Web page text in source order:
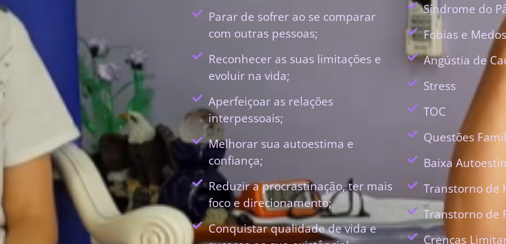
Parar de sofrer ao se comparar
com outras pessoas;
Reconhecer as suas limitações e
evoluir na vida;
Aperfeiçoar as relações
interpessoais;
Melhorar sua autoestima e
confiança;
Reduzir a procrastinação, ter mais
foco e direcionamento;
Conquistar qualidade de vida e
Síndrome do
Fobias e Medos
Angústia de
Stress
TOC
Questões
Baixa
Transtorno de
Transtorno de
Crenças